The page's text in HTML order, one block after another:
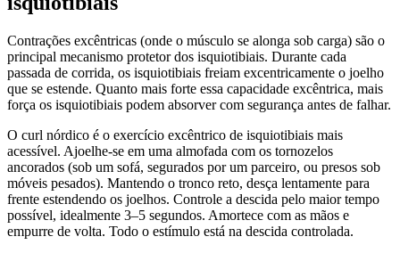
Contrações excêntricas (onde o músculo se alonga sob carga) são o
principal mecanismo protetor dos isquiotibiais. Durante cada
passada de corrida, os isquiotibiais freiam excentricamente o joelho
que se estende. Quanto mais forte essa capacidade excêntrica, mais
força os isquiotibiais podem absorver com segurança antes de falhar.
O curl nórdico é o exercício excêntrico de isquiotibiais mais
acessível. Ajoelhe-se em uma almofada com os tornozelos
ancorados (sob um sofá, segurados por um parceiro, ou presos sob
móveis pesados). Mantendo o tronco reto, desça lentamente para
frente estendendo os joelhos. Controle a descida pelo maior tempo
possível, idealmente 3–5 segundos. Amortece com as mãos e
empurre de volta. Todo o estímulo está na descida controlada.